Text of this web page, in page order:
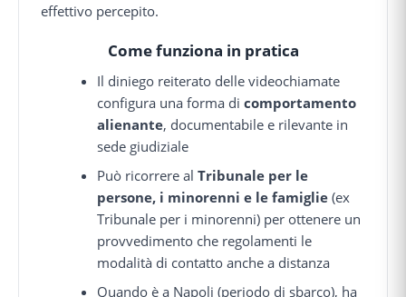
effettivo percepito.
Come funziona in pratica
Il diniego reiterato delle videochiamate
configura una forma dicomportamento
alienante, documentabile e rilevante in
sede giudiziale
Può ricorrere alTribunale per le
persone, i minorenni e le famiglie (ex
Tribunale per i minorenni) per ottenere un
provvedimento che regolamenti le
modalità di contatto anche a distanza
Quando è a Napoli (periodo di sbarco), ha